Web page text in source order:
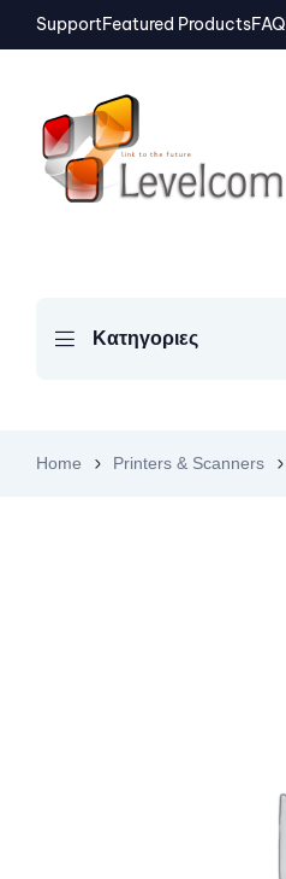
SupportFeatured ProductsFAQ
Κατηγοριες
Home Printers & Scanners